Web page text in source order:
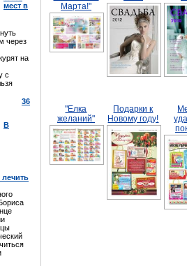
мест в
через
на
с
36
В
лечить
Марта!"
"Елка
желаний"
Подарки к
Новому году!